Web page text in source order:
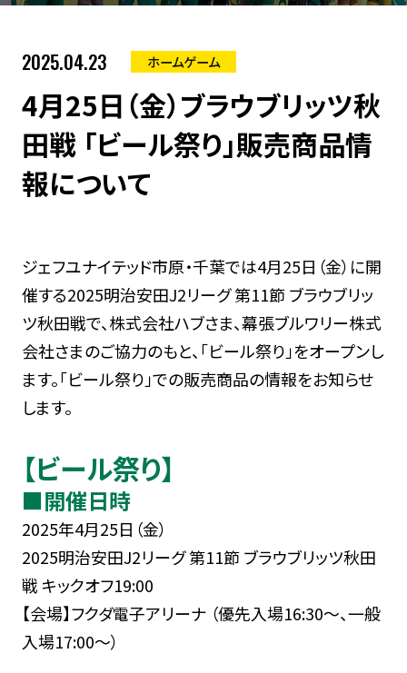
2025.04.23 ホームゲーム
4月25日（金）ブラウブリッツ秋
田戦 「ビール祭り」販売商品情
報について
ジェフユナイテッド市原・千葉では4月25日（金）に開
催する2025明治安田J2リーグ 第11節 ブラウブリッ
ツ秋田戦で、株式会社ハブさま、幕張ブルワリー株式
会社さまのご協力のもと、「ビール祭り」をオープンし
ます。「ビール祭り」での販売商品の情報をお知らせ
します。
【ビール祭り】
■開催日時
2025年4月25日（金）
2025明治安田J2リーグ 第11節 ブラウブリッツ秋田
戦 キックオフ19:00
【会場】フクダ電子アリーナ （優先入場16:30～、一般
入場17:00～）